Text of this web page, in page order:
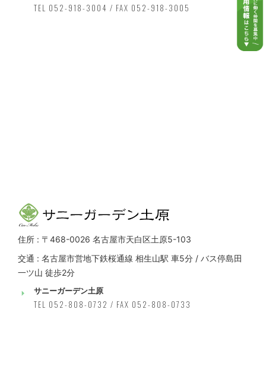
TEL 052-918-3004 / FAX 052-918-3005
住所 : 〒468-0026 名古屋市天白区土原5-103
交通 : 名古屋市営地下鉄桜通線 相生山駅 車5分 / バス停島田
一ツ山 徒歩2分
サニーガーデン土原
TEL 052-808-0732 / FAX 052-808-0733